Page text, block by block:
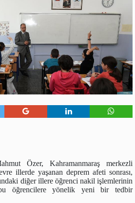
Özer, Kahramanmaraş merkezli
illerde yaşanan deprem afeti sonrası,
diğer illere öğrenci nakil işlemlerinin
bu öğrencilere yönelik yeni bir tedbir